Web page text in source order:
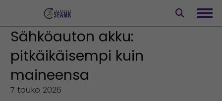
Sähköauton akku:
pitkäikäisempi kuin
maineensa
7 touko 2026